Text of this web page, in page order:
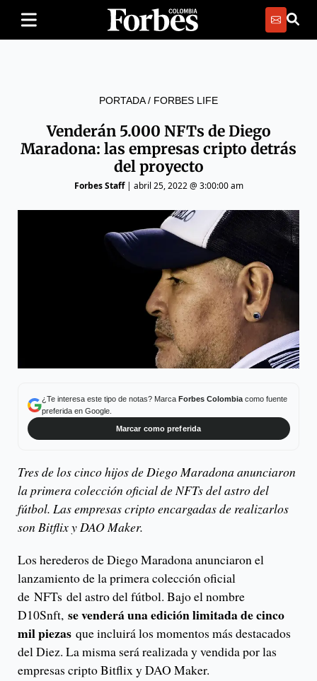
PORTADA/ FORBES LIFE
Venderán 5.000 NFTs de Diego
Maradona: las empresas cripto detrás
del proyecto
Forbes Staff| abril 25, 2022 @ 3:00:00 am
¿Te interesa este tipo de notas? Marca Forbes Colombiacomo fuente
preferida en Google.
Marcar como preferida
Tres de los cinco hijos de Diego Maradona anunciaron
la primera colección oficial de NFTs del astro del
fútbol. Las empresas cripto encargadas de realizarlos
son Bitflix y DAO Maker.
Los herederos de Diego Maradona anunciaron el
lanzamiento de la primera colección oficial
de NFTs del astro del fútbol. Bajo el nombre
D10Snft, se venderá una edición limitada de cinco
mil piezas que incluirá los momentos más destacados
del Diez. La misma será realizada y vendida por las
empresas cripto Bitflix y DAO Maker.